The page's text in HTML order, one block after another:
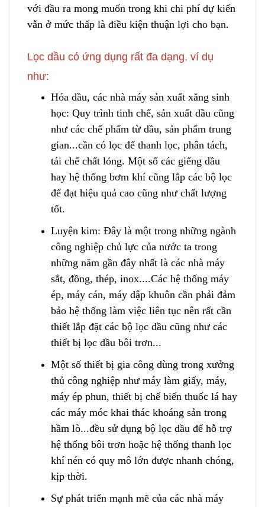
với đầu ra mong muốn trong khi chi phí dự kiến
​​vẫn ở mức thấp là điều kiện thuận lợi cho bạn.
Lọc dầu có ứng dụng rất đa dạng, ví dụ
như:
Hóa dầu, các nhà máy sản xuất xăng sinh
học: Quy trình tinh chế, sản xuất dầu cũng
như các chế phẩm từ dầu, sản phẩm trung
gian...cần có lọc để thanh lọc, phân tách,
tái chế chất lỏng. Một số các giếng dầu
hay hệ thống bơm khí cũng lắp các bộ lọc
để đạt hiệu quả cao cũng như chất lượng
tốt.
Luyện kim: Đây là một trong những ngành
công nghiệp chủ lực của nước ta trong
những năm gần đây nhất là các nhà máy
sắt, đồng, thép, inox....Các hệ thống máy
ép, máy cán, máy dập khuôn cần phải đảm
bảo hệ thống làm việc liên tục nên rất cần
thiết lắp đặt các bộ lọc dầu cũng như các
thiết bị lọc dầu bôi trơn...
Một số thiết bị gia công dùng trong xưởng
thủ công nghiệp như máy làm giấy, máy,
máy ép phun, thiết bị chế biến thuốc lá hay
các máy móc khai thác khoáng sản trong
hầm lò...đều sử dụng bộ lọc dầu để hỗ trợ
hệ thống bôi trơn hoặc hệ thống thanh lọc
khí nén có quy mô lớn được nhanh chóng,
kịp thời.
Sự phát triển mạnh mẽ của các nhà máy